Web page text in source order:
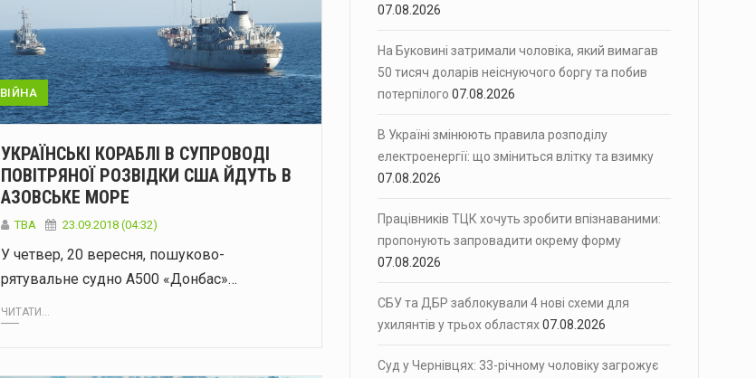
ВІЙНА
УКРАЇНСЬКІ КОРАБЛІ В СУПРОВОДІ
ПОВІТРЯНОЇ РОЗВІДКИ США ЙДУТЬ В
АЗОВСЬКЕ МОРЕ
TBA 23.09.2018 (04:32)
У четвер, 20 вересня, пошуково-
рятувальне судно A500 «Донбас»…
ЧИТАТИ...
07.08.2026
На Буковині затримали чоловіка, який вимагав
50 тисяч доларів неіснуючого боргу та побив
потерпілого 07.08.2026
В Україні змінюють правила розподілу
електроенергії: що зміниться влітку та взимку
07.08.2026
Працівників ТЦК хочуть зробити впізнаваними:
пропонують запровадити окрему форму
07.08.2026
СБУ та ДБР заблокували 4 нові схеми для
ухилянтів у трьох областях07.08.2026
Суд у Чернівцях: 33-річному чоловіку загрожує